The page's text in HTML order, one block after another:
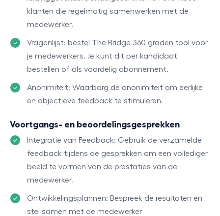
klanten die regelmatig samenwerken met de
medewerker.
Vragenlijst: bestel The Bridge 360 graden tool voor
je medewerkers. Je kunt dit per kandidaat
bestellen of als voordelig abonnement.
Anonimiteit: Waarborg de anonimiteit om eerlijke
en objectieve feedback te stimuleren.
Voortgangs- en beoordelingsgesprekken
Integratie van Feedback: Gebruik de verzamelde
feedback tijdens de gesprekken om een vollediger
beeld te vormen van de prestaties van de
medewerker.
Ontwikkelingsplannen: Bespreek de resultaten en
stel samen met de medewerker